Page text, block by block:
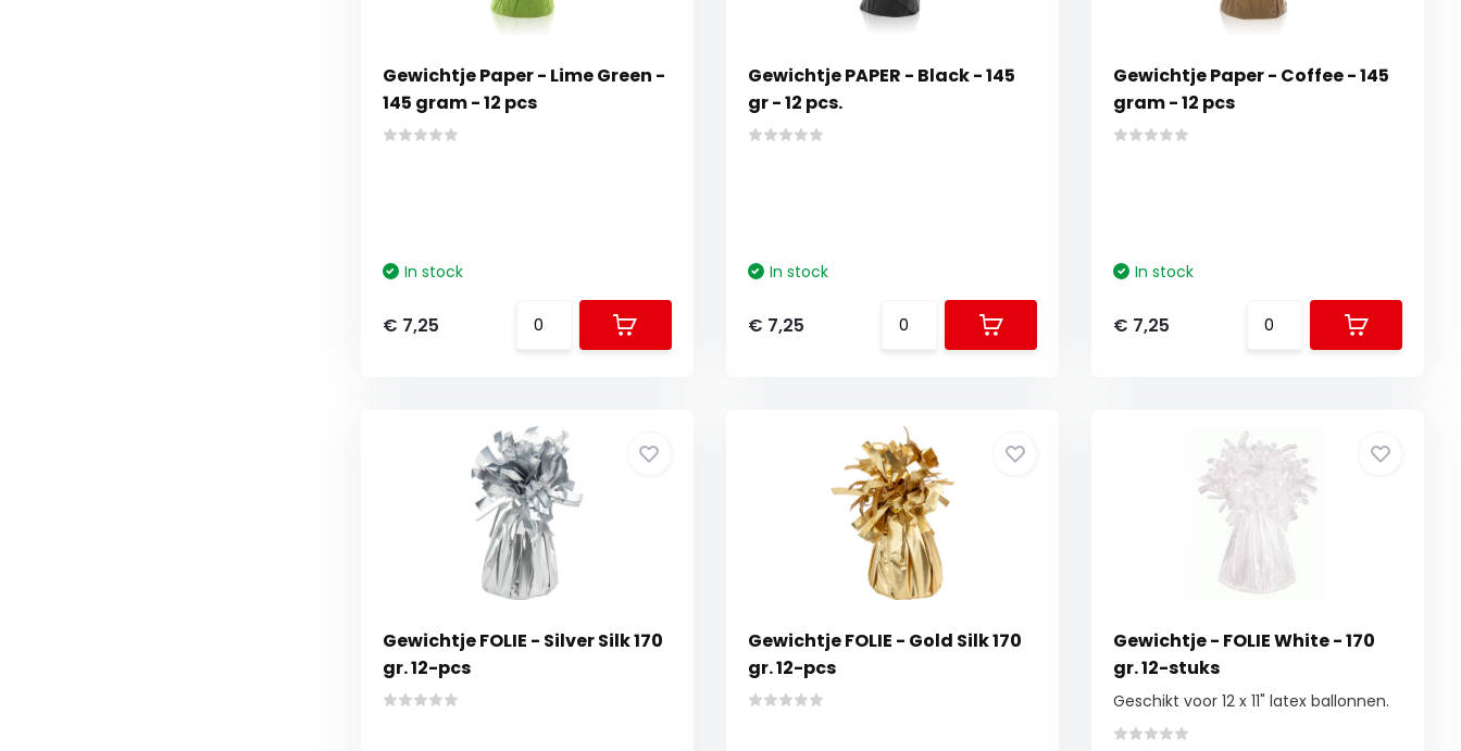
Gewichtje Paper - Lime Green -
145 gram - 12 pcs
In stock
€ 7,25
Gewichtje PAPER - Black - 145
gr - 12 pcs.
In stock
€ 7,25
Gewichtje Paper - Coffee - 145
gram - 12 pcs
In stock
€ 7,25
Gewichtje FOLIE - Silver Silk 170
gr. 12-pcs
Gewichtje FOLIE - Gold Silk 170
gr. 12-pcs
Gewichtje - FOLIE White - 170
gr. 12-stuks
Geschikt voor 12 x 11" latex ballonnen.